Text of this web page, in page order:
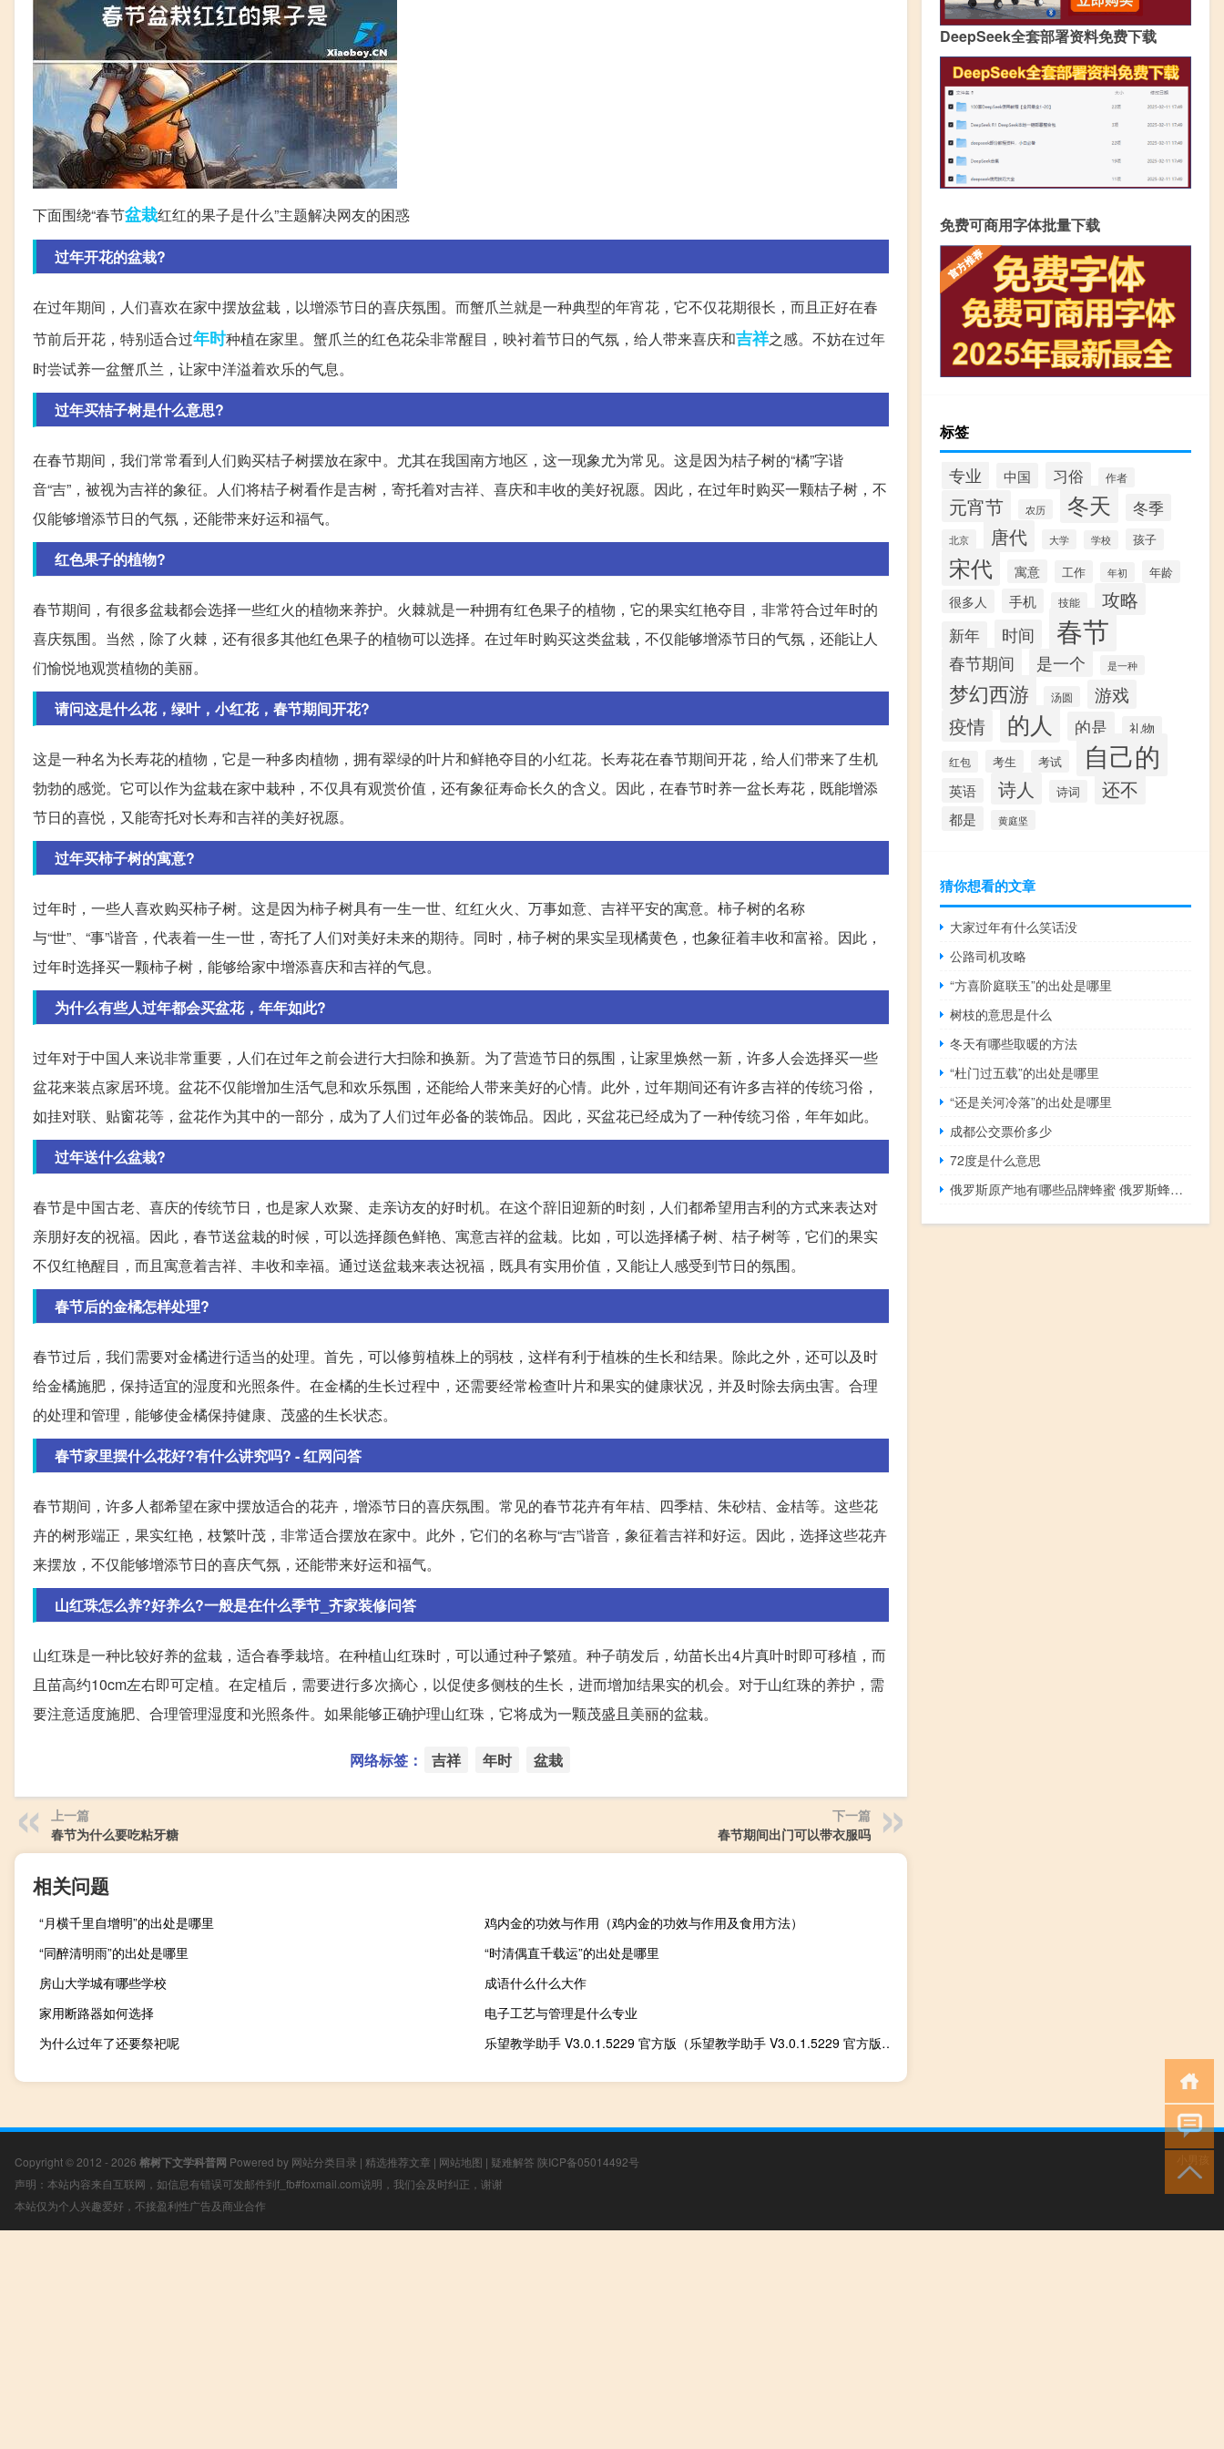
下面围绕“春节盆栽红红的果子是什么”主题解决网友的困惑
过年开花的盆栽?
在过年期间，人们喜欢在家中摆放盆栽，以增添节日的喜庆氛围。而蟹爪兰就是一种典型的年宵花，它不仅花期很长，而且正好在春
节前后开花，特别适合过年时种植在家里。蟹爪兰的红色花朵非常醒目，映衬着节日的气氛，给人带来喜庆和吉祥之感。不妨在过年
时尝试养一盆蟹爪兰，让家中洋溢着欢乐的气息。
过年买桔子树是什么意思?
在春节期间，我们常常看到人们购买桔子树摆放在家中。尤其在我国南方地区，这一现象尤为常见。这是因为桔子树的“橘”字谐
音“吉”，被视为吉祥的象征。人们将桔子树看作是吉树，寄托着对吉祥、喜庆和丰收的美好祝愿。因此，在过年时购买一颗桔子树，不
仅能够增添节日的气氛，还能带来好运和福气。
红色果子的植物?
春节期间，有很多盆栽都会选择一些红火的植物来养护。火棘就是一种拥有红色果子的植物，它的果实红艳夺目，非常符合过年时的
喜庆氛围。当然，除了火棘，还有很多其他红色果子的植物可以选择。在过年时购买这类盆栽，不仅能够增添节日的气氛，还能让人
们愉悦地观赏植物的美丽。
请问这是什么花，绿叶，小红花，春节期间开花?
这是一种名为长寿花的植物，它是一种多肉植物，拥有翠绿的叶片和鲜艳夺目的小红花。长寿花在春节期间开花，给人们带来了生机
勃勃的感觉。它可以作为盆栽在家中栽种，不仅具有观赏价值，还有象征寿命长久的含义。因此，在春节时养一盆长寿花，既能增添
节日的喜悦，又能寄托对长寿和吉祥的美好祝愿。
过年买柿子树的寓意?
过年时，一些人喜欢购买柿子树。这是因为柿子树具有一生一世、红红火火、万事如意、吉祥平安的寓意。柿子树的名称
与“世”、“事”谐音，代表着一生一世，寄托了人们对美好未来的期待。同时，柿子树的果实呈现橘黄色，也象征着丰收和富裕。因此，
过年时选择买一颗柿子树，能够给家中增添喜庆和吉祥的气息。
为什么有些人过年都会买盆花，年年如此?
过年对于中国人来说非常重要，人们在过年之前会进行大扫除和换新。为了营造节日的氛围，让家里焕然一新，许多人会选择买一些
盆花来装点家居环境。盆花不仅能增加生活气息和欢乐氛围，还能给人带来美好的心情。此外，过年期间还有许多吉祥的传统习俗，
如挂对联、贴窗花等，盆花作为其中的一部分，成为了人们过年必备的装饰品。因此，买盆花已经成为了一种传统习俗，年年如此。
过年送什么盆栽?
春节是中国古老、喜庆的传统节日，也是家人欢聚、走亲访友的好时机。在这个辞旧迎新的时刻，人们都希望用吉利的方式来表达对
亲朋好友的祝福。因此，春节送盆栽的时候，可以选择颜色鲜艳、寓意吉祥的盆栽。比如，可以选择橘子树、桔子树等，它们的果实
不仅红艳醒目，而且寓意着吉祥、丰收和幸福。通过送盆栽来表达祝福，既具有实用价值，又能让人感受到节日的氛围。
春节后的金橘怎样处理?
春节过后，我们需要对金橘进行适当的处理。首先，可以修剪植株上的弱枝，这样有利于植株的生长和结果。除此之外，还可以及时
给金橘施肥，保持适宜的湿度和光照条件。在金橘的生长过程中，还需要经常检查叶片和果实的健康状况，并及时除去病虫害。合理
的处理和管理，能够使金橘保持健康、茂盛的生长状态。
春节家里摆什么花好?有什么讲究吗? - 红网问答
春节期间，许多人都希望在家中摆放适合的花卉，增添节日的喜庆氛围。常见的春节花卉有年桔、四季桔、朱砂桔、金桔等。这些花
卉的树形端正，果实红艳，枝繁叶茂，非常适合摆放在家中。此外，它们的名称与“吉”谐音，象征着吉祥和好运。因此，选择这些花卉
来摆放，不仅能够增添节日的喜庆气氛，还能带来好运和福气。
山红珠怎么养?好养么?一般是在什么季节_齐家装修问答
山红珠是一种比较好养的盆栽，适合春季栽培。在种植山红珠时，可以通过种子繁殖。种子萌发后，幼苗长出4片真叶时即可移植，而
且苗高约10cm左右即可定植。在定植后，需要进行多次摘心，以促使多侧枝的生长，进而增加结果实的机会。对于山红珠的养护，需
要注意适度施肥、合理管理湿度和光照条件。如果能够正确护理山红珠，它将成为一颗茂盛且美丽的盆栽。
网络标签： 吉祥 年时 盆栽
上一篇
春节为什么要吃粘牙糖
下一篇
春节期间出门可以带衣服吗
相关问题
“月横千里自增明”的出处是哪里
鸡内金的功效与作用（鸡内金的功效与作用及食用方法）
“同醉清明雨”的出处是哪里
“时清偶直千载运”的出处是哪里
房山大学城有哪些学校
成语什么什么大作
家用断路器如何选择
电子工艺与管理是什么专业
为什么过年了还要祭祀呢
乐望教学助手 V3.0.1.5229 官方版（乐望教学助手 V3.0.1.5229 官方版功能简介）
DeepSeek全套部署资料免费下载
免费可商用字体批量下载
标签
专业 中国 习俗 作者
元宵节 农历 冬天 冬季
北京 唐代 大学 学校 孩子
宋代 寓意 工作 年初 年龄
很多人 手机 技能 攻略
新年 时间 春节
春节期间 是一个 是一种
梦幻西游 汤圆 游戏
疫情 的人 的是 礼物
红包 考生 考试 自己的
英语 诗人 诗词 还不
都是 黄庭坚
猜你想看的文章
大家过年有什么笑话没
公路司机攻略
“方喜阶庭联玉”的出处是哪里
树枝的意思是什么
冬天有哪些取暖的方法
“杜门过五载”的出处是哪里
“还是关河冷落”的出处是哪里
成都公交票价多少
72度是什么意思
俄罗斯原产地有哪些品牌蜂蜜 俄罗斯蜂蜜哪个牌子正宗
Copyright © 2012 - 2026 榕树下文学科普网 Powered by 网站分类目录 | 精选推荐文章 | 网站地图 | 疑难解答 陕ICP备05014492号
声明：本站内容来自互联网，如信息有错误可发邮件到f_fb#foxmail.com说明，我们会及时纠正，谢谢
本站仅为个人兴趣爱好，不接盈利性广告及商业合作